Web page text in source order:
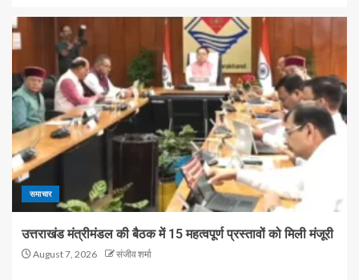
समाचार
उत्तराखंड मंत्रीमंडल की बैठक में 15 महत्वपूर्ण प्रस्तावों को मिली मंजूरी
August 7, 2026 संजीव शर्मा